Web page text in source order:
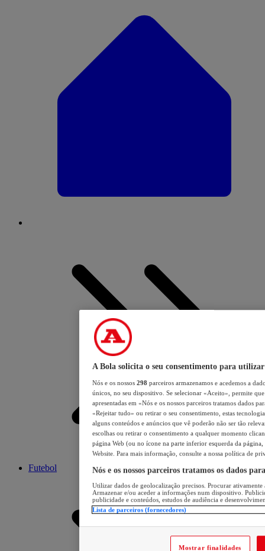
Futebol
A Bola solicita o seu consentimento para utilizar
Nós e os nossos 298 parceiros armazenamos e acedemos a
únicos, no seu dispositivo. Se selecionar «Aceito», permite
apresentadas em «Nós e os nossos parceiros tratamos dados
«Rejeitar tudo» ou retirar o seu consentimento, estas
alguns conteúdos e anúncios que vê poderão não ser tão
escolhas ou retirar o consentimento a qualquer momento
página Web (ou no ícone na parte inferior esquerda da página,
Website. Para mais informação, consulte a nossa política de
Nós e os nossos parceiros tratamos os dados
Utilizar dados de geolocalização precisos. Procurar
Armazenar e/ou aceder a informações num dispositivo.
publicidade e conteúdos, estudos de audiência e
Lista de parceiros (fornecedores)
Mostrar finalidades